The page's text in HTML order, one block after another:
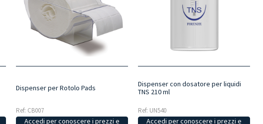
Dispenser per Rotolo Pads
Ref: CB007
Accedi per conoscere i prezzi e
Dispenser con dosatore per liquidi
TNS 210 ml
Ref: UN540
Accedi per conoscere i prezzi e